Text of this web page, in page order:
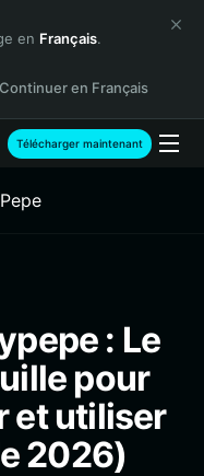
en Français.
Continuer en Français
Télécharger maintenant
: Le
pour
et utiliser
2026)